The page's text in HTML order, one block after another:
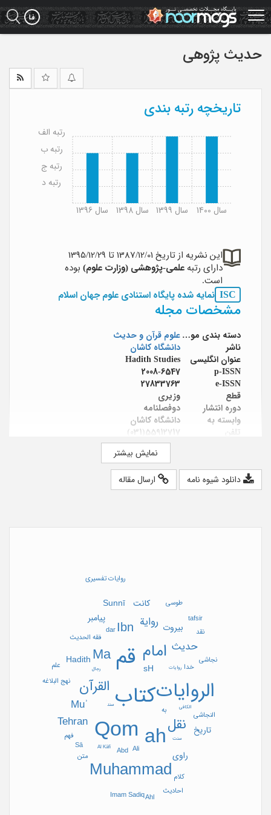
Skip
to
main
حدیث پژوهی
تاریخچه رتبه بندی
سال 1396 سال 1398 سال 1399 سال 1400
رتبه د
رتبه ج
رتبه ب
رتبه الف
این نشریه از تاریخ 1387/12/01 تا 1395/12/29
دارای رتبه علمی-پژوهشی (وزارت علوم) بوده
است.
ISC نمایه شده پایگاه استنادی علوم جهان اسلام
مشخصات مجله
دسته بندی موضوعیعلوم قرآن و حدیث
ناشر
دانشگاه کاشان
عنوان انگلیسی
Hadith Studies
p-ISSN
2008-6547
e-ISSN
27833763
قطع
وزیری
دوره انتشار
دوفصلنامه
وابسته به
دانشگاه کاشان
تلفن
55912717(031)
55912705(031)
https://s-hadith.kashanu.ac.ir
صاحب امتیاز
دانشگاه کاشان
مدیر مسئول
دکتر محسن قاسم پور
سر دبیر
حجت الاسلام دکتر سیدرضا مودب
زاده؛ دکتر سیدرضا مودب؛ دکتر محمدرضا
مصطفی باغ میرانی
کاشان ، بلوار قطب راوندی ، دانشگاه کاشان
کاشان (ایران)
نمایش بیشتر
دانلود شیوه نامه ارسال مقاله
کتاب
قم
Qom ah
الروایات
امام
Muhammad
القرآن
نقل
Ma
Ibn روایة
حدیث
Muʾ
Tehran
Hadith
بیروت
پیامبر
sH
Sunnī
راوی
تاریخ
کانت
Ali
dar
فقه الحدیث
خدا
به
Sā
Abd
النجاشی
متن
نجاشی
طوسی
Imam Sadiq
نهج البلاغه
نقد
فهم
علم
کلام
Ahl
روایات تفسیری
احادیث
tafsir
الکافی
رجال
Al Kāfī
روایات
سند
سنت